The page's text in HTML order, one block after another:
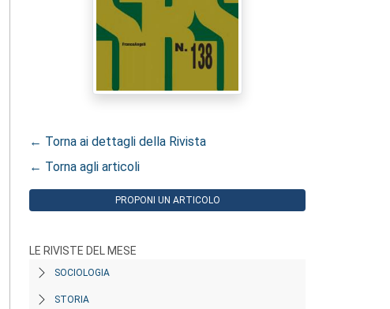
← Torna ai dettagli della Rivista
← Torna agli articoli
PROPONI UN ARTICOLO
LE RIVISTE DEL MESE
SOCIOLOGIA
STORIA